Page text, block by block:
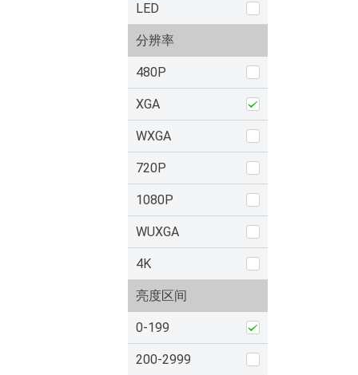
LED
分辨率
480P
XGA
WXGA
720P
1080P
WUXGA
4K
亮度区间
0-199
200-2999